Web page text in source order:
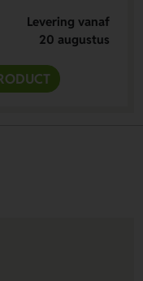
Levering vanaf
20 augustus